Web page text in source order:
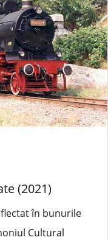
(2021)
în bunurile
Cultural